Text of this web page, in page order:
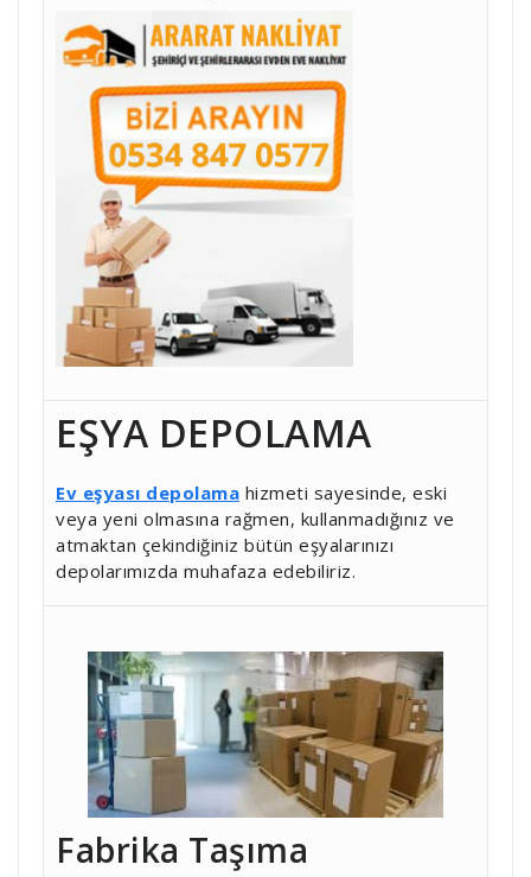
EŞYA DEPOLAMA
Ev eşyası depolama hizmeti sayesinde, eski
veya yeni olmasına rağmen, kullanmadığınız ve
atmaktan çekindiğiniz bütün eşyalarınızı
depolarımızda muhafaza edebiliriz.
Fabrika Taşıma